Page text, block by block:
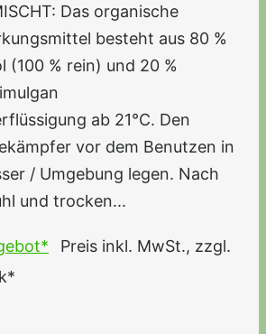
Das organische
besteht aus 80 %
(100 % rein) und 20 %
ab 21°C. Den
vor dem Benutzen in
/ Umgebung legen. Nach
und trocken...
Preis inkl. MwSt., zzgl.